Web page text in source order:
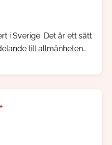
i Sverige. Det är ett sätt
till allmänheten
eller registrering